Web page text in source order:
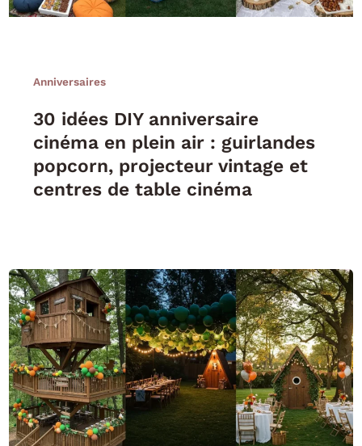
Anniversaires
30 idées DIY anniversaire
cinéma en plein air : guirlandes
popcorn, projecteur vintage et
centres de table cinéma